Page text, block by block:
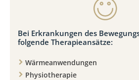
Bei Erkrankungen des
folgende Therapieansätze:
Wärmeanwendungen
Physiotherapie